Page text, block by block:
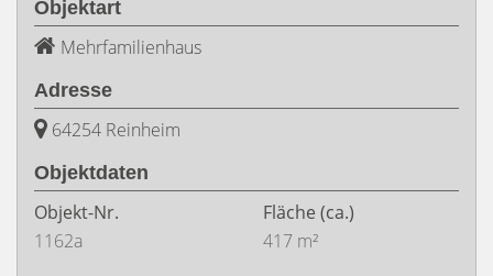
Objektart
Mehrfamilienhaus
Adresse
64254 Reinheim
Objektdaten
Objekt-Nr.
1162a
Fläche (ca.)
417 m²